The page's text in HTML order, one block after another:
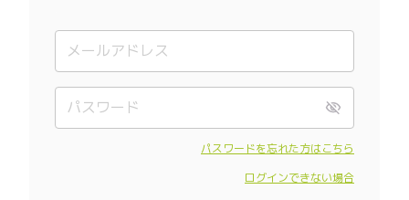
パスワードを忘れた方はこちら
ログインできない場合